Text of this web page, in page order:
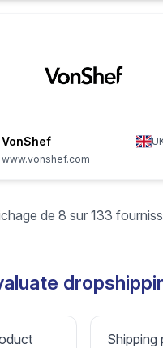
VonShef
www.vonshef.com
de 8 sur 133
Shipping